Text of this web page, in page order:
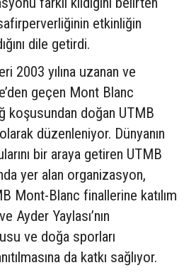
etkinliğin
dile getirdi.
2003 yılına uzanan ve
geçen Mont Blanc
koşusundan doğan UTMB
düzenleniyor. Dünyanın
bir araya getiren UTMB
yer alan organizasyon,
Mont-Blanc finallerine katılım
Ayder Yaylası’nın
ve doğa sporları
da katkı sağlıyor.